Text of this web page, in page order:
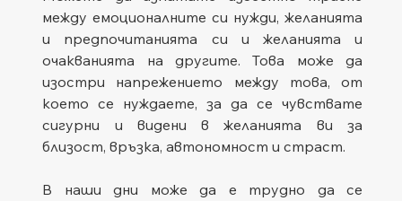
между емоционалните си нужди, желанията
и предпочитанията си и желанията и
очакванията на другите. Това може да
изостри напрежението между това, от
което се нуждаете, за да се чувствате
сигурни и видени в желанията ви за
близост, връзка, автономност и страст.
В наши дни може да е трудно да се